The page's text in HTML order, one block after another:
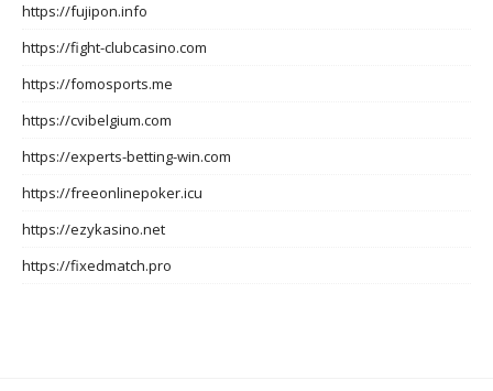
https://fujipon.info
https://fight-clubcasino.com
https://fomosports.me
https://cvibelgium.com
https://experts-betting-win.com
https://freeonlinepoker.icu
https://ezykasino.net
https://fixedmatch.pro